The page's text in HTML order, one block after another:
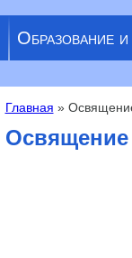
Образование
Вы здесь
Главная »
Освящение